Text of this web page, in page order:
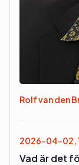
Rolf van den
2026-04-02,
Vad är det